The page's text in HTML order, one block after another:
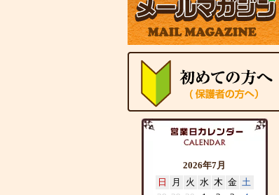
2026年7月
日
月 火 水 木 金 土